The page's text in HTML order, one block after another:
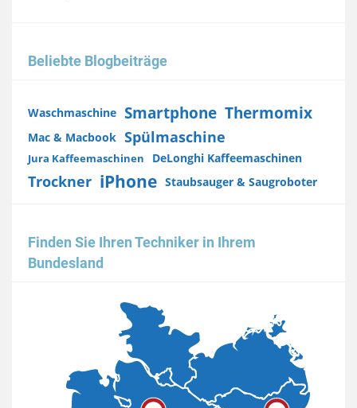
Beliebte Blogbeiträge
Waschmaschine Smartphone Thermomix
Mac & Macbook Spülmaschine
Jura Kaffeemaschinen DeLonghi Kaffeemaschinen
Trockner iPhone Staubsauger & Saugroboter
Finden Sie Ihren Techniker in Ihrem
Bundesland